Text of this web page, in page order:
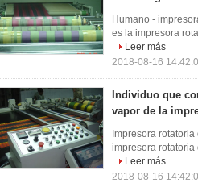
Humano -
es la impresora
Leer más
2018-08-16
Individuo que
vapor de la
Impresora
impresora
Leer más
2018-08-16